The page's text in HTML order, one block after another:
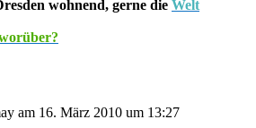
wohnend, gerne die Welt
am 16. März 2010 um 13:27